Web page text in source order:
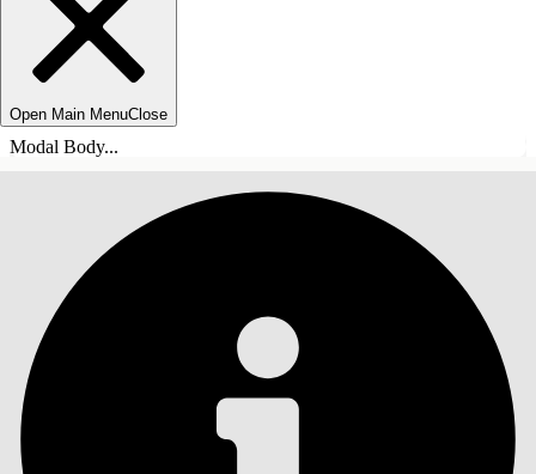
Open Main MenuClose
Modal Body...
TABLE DES MATIÈRES